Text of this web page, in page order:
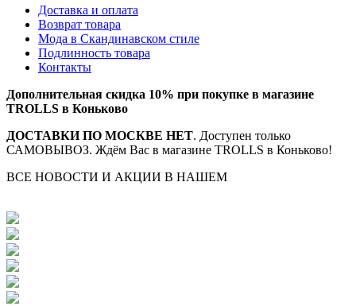
Доставка и оплата
Возврат товара
Мода в Скандинавском стиле
Подлинность товара
Контакты
Дополнительная скидка 10% при покупке в магазине
TROLLS в Коньково
ДОСТАВКИ ПО МОСКВЕ НЕТ. Доступен только
САМОВЫВОЗ. Ждём Вас в магазине TROLLS в Коньково!
ВСЕ НОВОСТИ И АКЦИИ В НАШЕМ